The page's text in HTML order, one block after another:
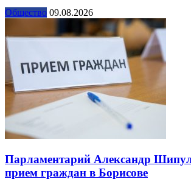
Общество 09.08.2026
Парламентарий Александр
прием граждан в Борисове